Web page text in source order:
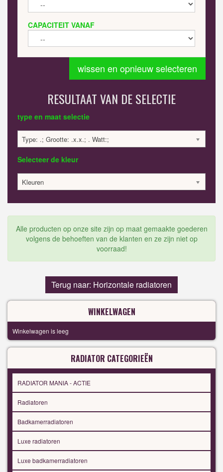
CAPACITEIT VANAF
wissen en opnieuw selecteren
RESULTAAT VAN DE SELECTIE
type en maat selectie
Type: .; Grootte: .x.x.; . Watt:;
Selecteer de kleur
Kleuren
Alle producten op onze site zijn op maat gemaakte goederen
volgens de behoeften van de klanten en ze zijn niet op
voorraad!
Terug naar: Horizontale radiatoren
WINKELWAGEN
Winkelwagen is leeg
RADIATOR CATEGORIEËN
RADIATOR MANIA - ACTIE
Radiatoren
Badkamerradiatoren
Luxe radiatoren
Luxe badkamerradiatoren